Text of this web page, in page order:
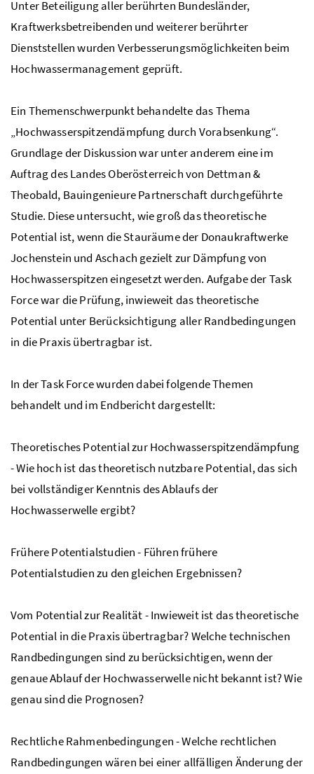
Unter Beteiligung aller berührten Bundesländer,
Kraftwerksbetreibenden und weiterer berührter
Dienststellen wurden Verbesserungsmöglichkeiten beim
Hochwassermanagement geprüft.
Ein Themenschwerpunkt behandelte das Thema
„Hochwasserspitzendämpfung durch Vorabsenkung“.
Grundlage der Diskussion war unter anderem eine im
Auftrag des Landes Oberösterreich von Dettman &
Theobald, Bauingenieure Partnerschaft durchgeführte
Studie. Diese untersucht, wie groß das theoretische
Potential ist, wenn die Stauräume der Donaukraftwerke
Jochenstein und Aschach gezielt zur Dämpfung von
Hochwasserspitzen eingesetzt werden. Aufgabe der Task
Force war die Prüfung, inwieweit das theoretische
Potential unter Berücksichtigung aller Randbedingungen
in die Praxis übertragbar ist.
In der Task Force wurden dabei folgende Themen
behandelt und im Endbericht dargestellt:
Theoretisches Potential zur Hochwasserspitzendämpfung
- Wie hoch ist das theoretisch nutzbare Potential, das sich
bei vollständiger Kenntnis des Ablaufs der
Hochwasserwelle ergibt?
Frühere Potentialstudien - Führen frühere
Potentialstudien zu den gleichen Ergebnissen?
Vom Potential zur Realität - Inwieweit ist das theoretische
Potential in die Praxis übertragbar? Welche technischen
Randbedingungen sind zu berücksichtigen, wenn der
genaue Ablauf der Hochwasserwelle nicht bekannt ist? Wie
genau sind die Prognosen?
Rechtliche Rahmenbedingungen - Welche rechtlichen
Randbedingungen wären bei einer allfälligen Änderung der